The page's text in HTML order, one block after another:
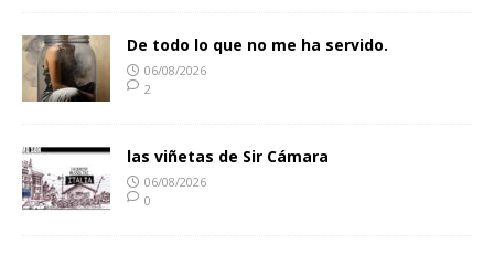
De todo lo que no me ha servido.
06/08/2026
2
las viñetas de Sir Cámara
06/08/2026
0